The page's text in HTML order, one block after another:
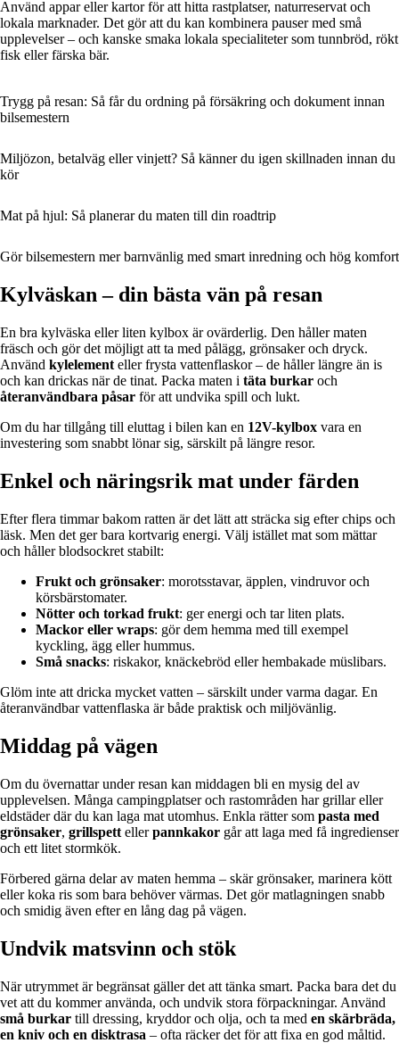
Använd appar eller kartor för att hitta rastplatser, naturreservat och
lokala marknader. Det gör att du kan kombinera pauser med små
upplevelser – och kanske smaka lokala specialiteter som tunnbröd, rökt
fisk eller färska bär.
Trygg på resan: Så får du ordning på försäkring och dokument innan
bilsemestern
Miljözon, betalväg eller vinjett? Så känner du igen skillnaden innan du
kör
Mat på hjul: Så planerar du maten till din roadtrip
Gör bilsemestern mer barnvänlig med smart inredning och hög komfort
Kylväskan – din bästa vän på resan
En bra kylväska eller liten kylbox är ovärderlig. Den håller maten
fräsch och gör det möjligt att ta med pålägg, grönsaker och dryck.
Använd kylelement eller frysta vattenflaskor – de håller längre än is
och kan drickas när de tinat. Packa maten i täta burkar och
återanvändbara påsar för att undvika spill och lukt.
Om du har tillgång till eluttag i bilen kan en 12V-kylbox vara en
investering som snabbt lönar sig, särskilt på längre resor.
Enkel och näringsrik mat under färden
Efter flera timmar bakom ratten är det lätt att sträcka sig efter chips och
läsk. Men det ger bara kortvarig energi. Välj istället mat som mättar
och håller blodsockret stabilt:
Frukt och grönsaker: morotsstavar, äpplen, vindruvor och
körsbärstomater.
Nötter och torkad frukt: ger energi och tar liten plats.
Mackor eller wraps: gör dem hemma med till exempel
kyckling, ägg eller hummus.
Små snacks: riskakor, knäckebröd eller hembakade müslibars.
Glöm inte att dricka mycket vatten – särskilt under varma dagar. En
återanvändbar vattenflaska är både praktisk och miljövänlig.
Middag på vägen
Om du övernattar under resan kan middagen bli en mysig del av
upplevelsen. Många campingplatser och rastområden har grillar eller
eldstäder där du kan laga mat utomhus. Enkla rätter som pasta med
grönsaker, grillspett ellerpannkakor går att laga med få ingredienser
och ett litet stormkök.
Förbered gärna delar av maten hemma – skär grönsaker, marinera kött
eller koka ris som bara behöver värmas. Det gör matlagningen snabb
och smidig även efter en lång dag på vägen.
Undvik matsvinn och stök
När utrymmet är begränsat gäller det att tänka smart. Packa bara det du
vet att du kommer använda, och undvik stora förpackningar. Använd
små burkar till dressing, kryddor och olja, och ta med en skärbräda,
en kniv och en disktrasa – ofta räcker det för att fixa en god måltid.